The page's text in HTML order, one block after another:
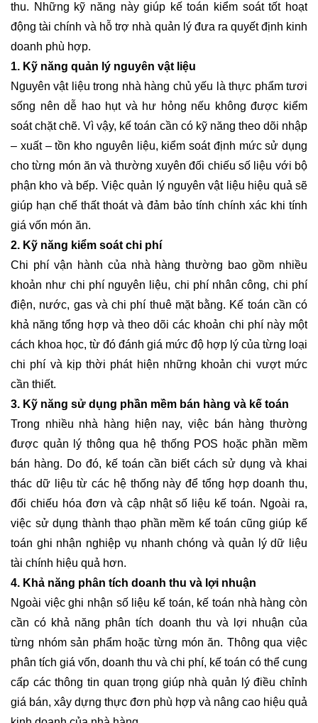
thu. Những kỹ năng này giúp kế toán kiểm soát tốt hoạt
động tài chính và hỗ trợ nhà quản lý đưa ra quyết định kinh
doanh phù hợp.
1. Kỹ năng quản lý nguyên vật liệu
Nguyên vật liệu trong nhà hàng chủ yếu là thực phẩm tươi
sống nên dễ hao hụt và hư hỏng nếu không được kiểm
soát chặt chẽ. Vì vậy, kế toán cần có kỹ năng theo dõi nhập
– xuất – tồn kho nguyên liệu, kiểm soát định mức sử dụng
cho từng món ăn và thường xuyên đối chiếu số liệu với bộ
phận kho và bếp. Việc quản lý nguyên vật liệu hiệu quả sẽ
giúp hạn chế thất thoát và đảm bảo tính chính xác khi tính
giá vốn món ăn.
2. Kỹ năng kiểm soát chi phí
Chi phí vận hành của nhà hàng thường bao gồm nhiều
khoản như chi phí nguyên liệu, chi phí nhân công, chi phí
điện, nước, gas và chi phí thuê mặt bằng. Kế toán cần có
khả năng tổng hợp và theo dõi các khoản chi phí này một
cách khoa học, từ đó đánh giá mức độ hợp lý của từng loại
chi phí và kịp thời phát hiện những khoản chi vượt mức
cần thiết.
3. Kỹ năng sử dụng phần mềm bán hàng và kế toán
Trong nhiều nhà hàng hiện nay, việc bán hàng thường
được quản lý thông qua hệ thống POS hoặc phần mềm
bán hàng. Do đó, kế toán cần biết cách sử dụng và khai
thác dữ liệu từ các hệ thống này để tổng hợp doanh thu,
đối chiếu hóa đơn và cập nhật số liệu kế toán. Ngoài ra,
việc sử dụng thành thạo phần mềm kế toán cũng giúp kế
toán ghi nhận nghiệp vụ nhanh chóng và quản lý dữ liệu
tài chính hiệu quả hơn.
4. Khả năng phân tích doanh thu và lợi nhuận
Ngoài việc ghi nhận số liệu kế toán, kế toán nhà hàng còn
cần có khả năng phân tích doanh thu và lợi nhuận của
từng nhóm sản phẩm hoặc từng món ăn. Thông qua việc
phân tích giá vốn, doanh thu và chi phí, kế toán có thể cung
cấp các thông tin quan trọng giúp nhà quản lý điều chỉnh
giá bán, xây dựng thực đơn phù hợp và nâng cao hiệu quả